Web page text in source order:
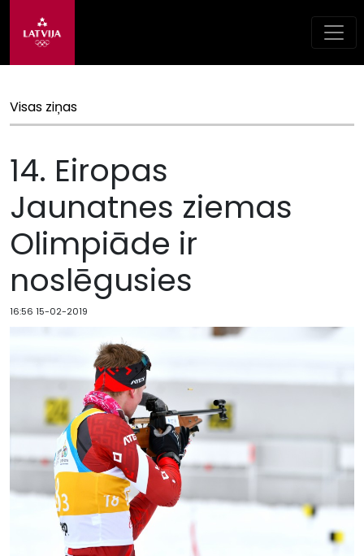
Visas ziņas
14. Eiropas
Jaunatnes ziemas
Olimpiāde ir
noslēgusies
16:56 15-02-2019